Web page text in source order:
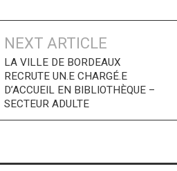
NEXT ARTICLE
LA VILLE DE BORDEAUX
RECRUTE UN.E CHARGÉ.E
D’ACCUEIL EN BIBLIOTHÈQUE –
SECTEUR ADULTE